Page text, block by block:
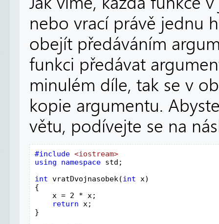
nebo vrací právě jednu
obejít předáváním
funkci předávat
minulém díle, tak se v
kopie argumentu.
větu, podívejte se na
#include
using namespace std;
int vratDvojnasobek(int x)
{
    x = 2 * x;
return x;
}